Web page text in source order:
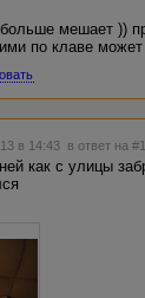
мешает ))
по клаве
в 14:43 в ответ на
как с улицы